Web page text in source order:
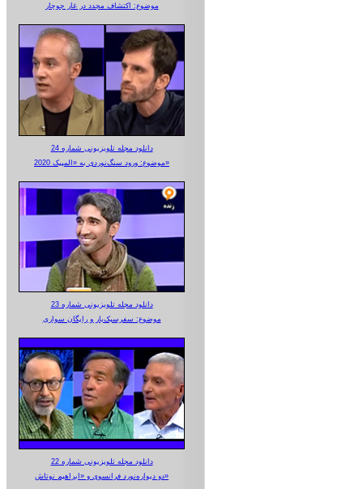
موضوع: اکتشاف مجدد در غار جوجار
دانلود مجله تلویزیونی شماره 24
موضوع: ورود سنگ‌نوردی به «المپیک 2020»
دانلود مجله تلویزیونی شماره 23
موضوع: سفرسبک‌بار و رایگان سواری
دانلود مجله تلویزیونی شماره 22
دو دیواره‌نورد فرانسوی و «ابراهیم نوتاش»